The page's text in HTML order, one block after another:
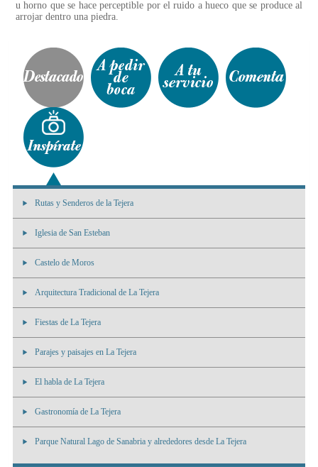
u horno que se hace perceptible por el ruido a hueco que se produce al
arrojar dentro una piedra.
Rutas y Senderos de la Tejera
Iglesia de San Esteban
Castelo de Moros
Arquitectura Tradicional de La Tejera
Fiestas de La Tejera
Parajes y paisajes en La Tejera
El habla de La Tejera
Gastronomía de La Tejera
Parque Natural Lago de Sanabria y alrededores desde La Tejera